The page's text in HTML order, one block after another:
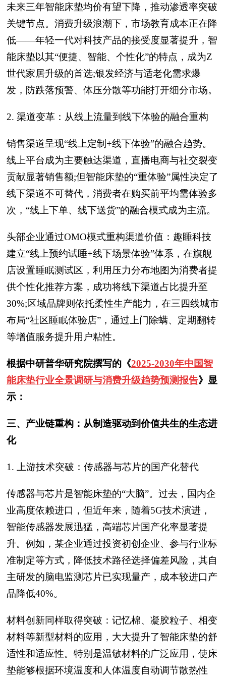
未来三年智能床垫均价有望下降，推动渗透率突破
关键节点。消费升级浪潮下，市场教育成本正在降
低——年轻一代对科技产品的接受度显著提升，智
能床垫以其“便捷、智能、个性化”的特点，成为Z
世代家居升级的首选;银发经济与适老化需求爆
发，防跌落预警、体压分散等功能打开细分市场。
2. 渠道变革：从线上流量到线下体验的融合重构
销售渠道呈现“线上定制+线下体验”的融合趋势。
线上平台成为主要触达渠道，直播电商与社交裂变
贡献显著销售额;但智能床垫的“重体验”属性决定了
线下渠道不可替代，消费者在购买前平均需体验多
次，“线上下单、线下送货”的融合模式成为主流。
头部企业通过OMO模式重构渠道价值：趣睡科技
建立“线上预约试睡+线下场景体验”体系，在旗舰
店设置睡眠测试区，利用压力分布地图为消费者提
供个性化推荐方案，成功将线下渠道占比提升至
30%;区域品牌则依托柔性生产能力，在三四线城市
布局“社区睡眠体验店”，通过上门除螨、定期翻转
等增值服务提升用户粘性。
根据中研普华研究院撰写的《2025-2030年中国智
能床垫行业全景调研与消费升级趋势预测报告》显
示：
三、产业链重构：从制造驱动到价值共生的生态进
化
1. 上游技术突破：传感器与芯片的国产化替代
传感器与芯片是智能床垫的“大脑”。过去，国内企
业高度依赖进口，但近年来，随着5G技术演进，
智能传感器发展迅猛，高端芯片国产化率显著提
升。例如，某企业通过投资初创企业、参与行业标
准制定等方式，降低技术路径选择偏差风险，其自
主研发的脑电监测芯片已实现量产，成本较进口产
品降低40%。
材料创新同样取得突破：记忆棉、凝胶粒子、相变
材料等新型材料的应用，大大提升了智能床垫的舒
适性和适应性。特别是温敏材料的广泛应用，使床
垫能够根据环境温度和人体温度自动调节散热性